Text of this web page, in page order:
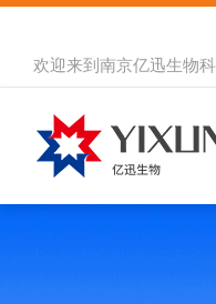
欢迎来到 南京亿迅生物